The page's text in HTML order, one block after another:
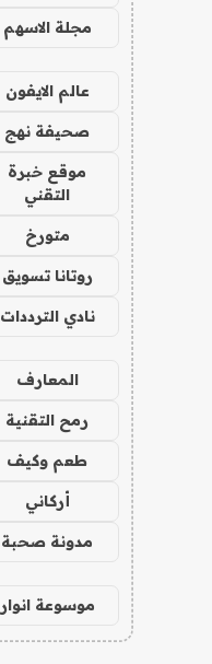
مجلة الاسهم
عالم الايفون
صحيفة نهج
موقع خبرة
التقني
متورخ
روتانا تسويق
نادي الترددات
المعارف
رمح التقنية
طعم وكيف
أركاني
مدونة صحبة
موسوعة انوار